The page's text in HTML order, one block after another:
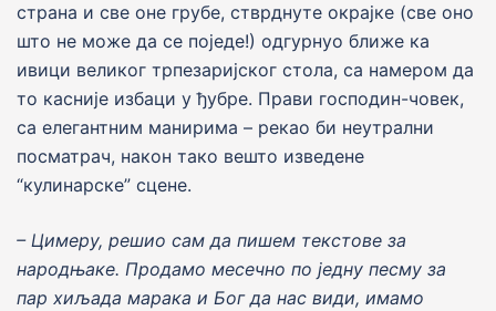
страна и све оне грубе, стврднуте окраjке (све оно
што не може да се поjеде!) одгурнуо ближе ка
ивици великог трпезариjског стола, са намером да
то касниjе избаци у ђубре. Прави господин-човек,
са елегантним манирима – рекао би неутрални
посматрач, након тако вешто изведене
“кулинарске” сцене.
– Цимеру, решио сам да пишем текстове за
народњаке. Продамо месечно по jедну песму за
пар хиљада марака и Бог да нас види, имамо